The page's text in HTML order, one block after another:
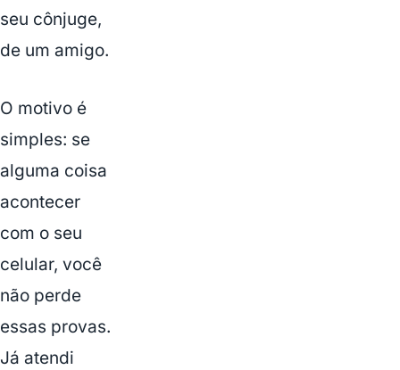
seu cônjuge,
de um amigo.
O motivo é
simples: se
alguma coisa
acontecer
com o seu
celular, você
não perde
essas provas.
Já atendi